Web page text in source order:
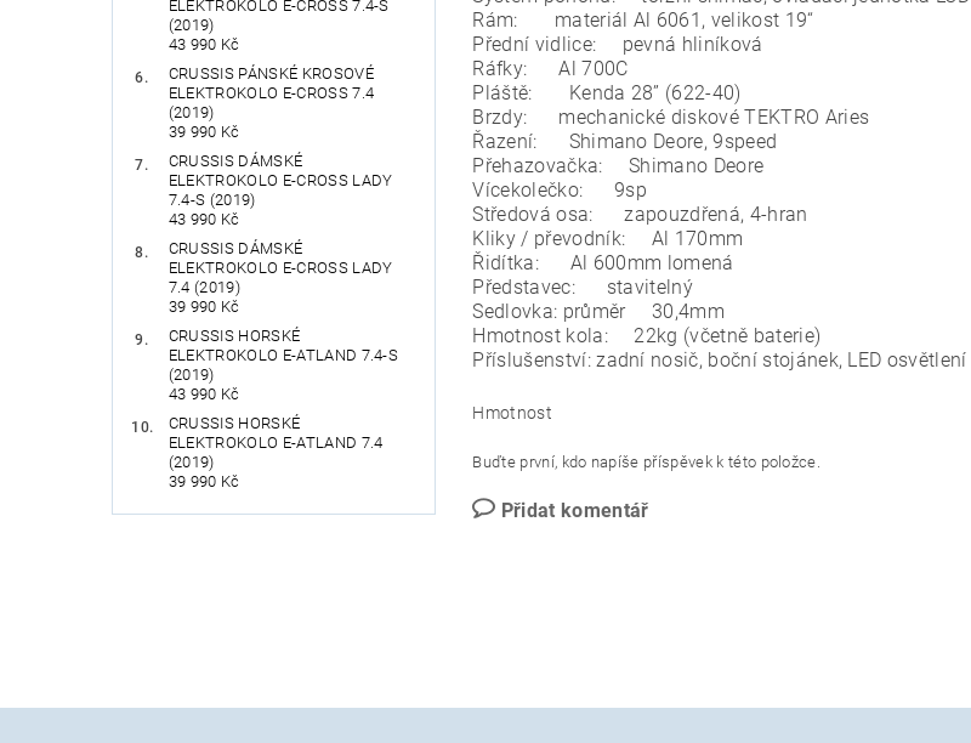
ELEKTROKOLO E-CROSS 7.4-S
(2019)
43 990 Kč
CRUSSIS PÁNSKÉ KROSOVÉ
ELEKTROKOLO E-CROSS 7.4
(2019)
39 990 Kč
CRUSSIS DÁMSKÉ
ELEKTROKOLO E-CROSS LADY
7.4-S (2019)
43 990 Kč
CRUSSIS DÁMSKÉ
ELEKTROKOLO E-CROSS LADY
7.4 (2019)
39 990 Kč
CRUSSIS HORSKÉ
ELEKTROKOLO E-ATLAND 7.4-S
(2019)
43 990 Kč
CRUSSIS HORSKÉ
ELEKTROKOLO E-ATLAND 7.4
(2019)
39 990 Kč
Rám: materiál Al 6061, velikost 19“
Přední vidlice: pevná hliníková
Ráfky: Al 700C
Pláště: Kenda 28” (622-40)
Brzdy: mechanické diskové TEKTRO Aries
Řazení: Shimano Deore, 9speed
Přehazovačka: Shimano Deore
Vícekolečko: 9sp
Středová osa: zapouzdřená, 4-hran
Kliky / převodník: Al 170mm
Řidítka: Al 600mm lomená
Představec: stavitelný
Sedlovka: průměr 30,4mm
Hmotnost kola: 22kg (včetně baterie)
Příslušenství: zadní nosič, boční stojánek, LED osvětlení
Hmotnost
Buďte první, kdo napíše příspěvek k této položce.
Přidat komentář